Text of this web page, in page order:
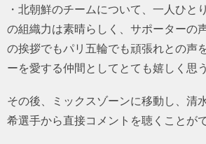
・北朝鮮のチームについて、一人ひと
の組織力は素晴らしく、サポーターの
の挨拶でもパリ五輪でも頑張れとの声
ーを愛する仲間としてとても嬉しく思う
その後、ミックスゾーンに移動し、清
希選手から直接コメントを聴くことがで